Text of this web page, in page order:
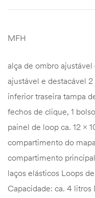
MFH
alça de ombro
ajustável e destacável
inferior traseira tampa
fechos de clique, 1
painel de loop ca. 12 x
compartimento do
compartimento
laços elásticos Loops
Capacidade: ca. 4